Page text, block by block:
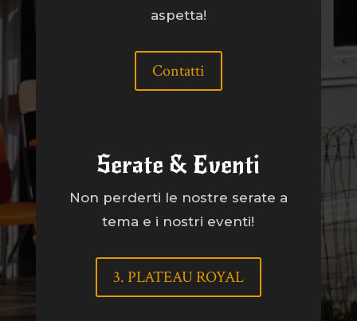
aspetta!
Contatti
Serate & Eventi
Non perderti le nostre serate a
tema e i nostri eventi!
3. PLATEAU ROYAL